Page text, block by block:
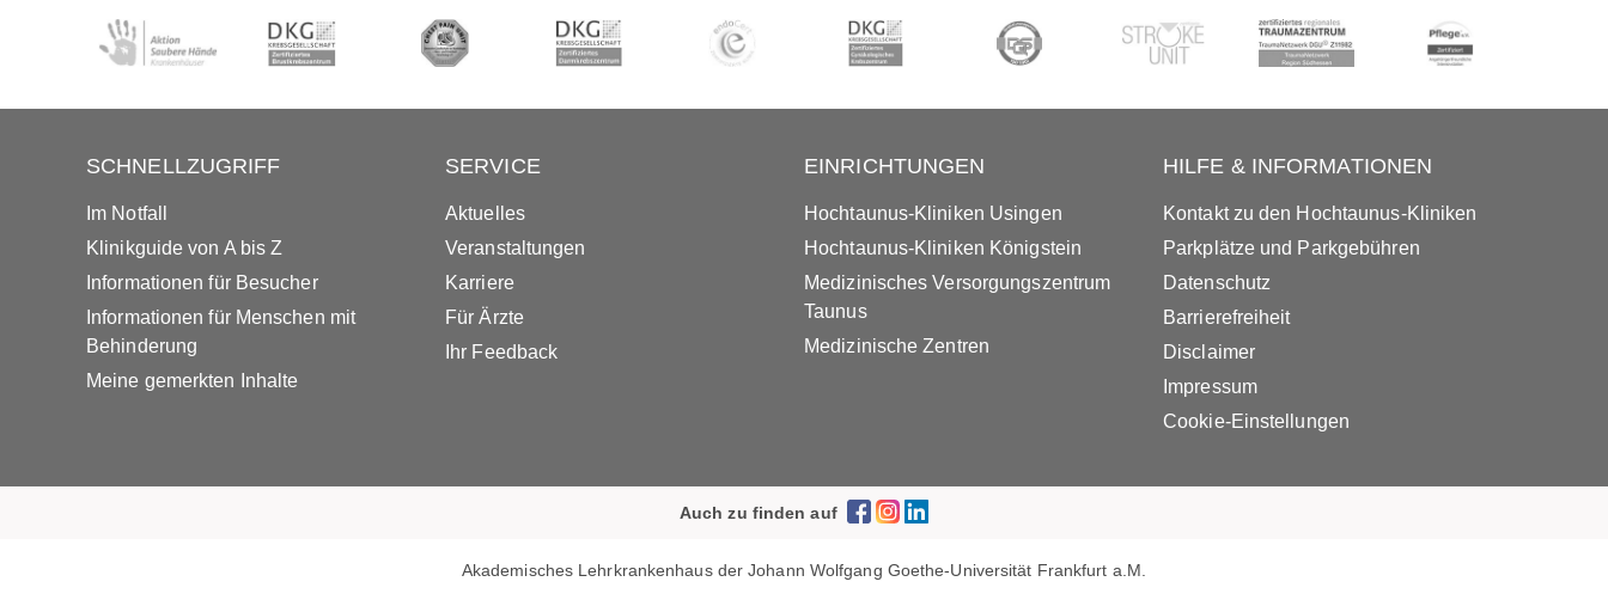
SCHNELLZUGRIFF
Im Notfall
Klinikguide von A bis Z
Informationen für Besucher
Informationen für Menschen mit
Behinderung
Meine gemerkten Inhalte
SERVICE
Aktuelles
Veranstaltungen
Karriere
Für Ärzte
Ihr Feedback
EINRICHTUNGEN
Hochtaunus-Kliniken Usingen
Hochtaunus-Kliniken Königstein
Medizinisches Versorgungszentrum
Taunus
Medizinische Zentren
HILFE & INFORMATIONEN
Kontakt zu den Hochtaunus-Kliniken
Parkplätze und Parkgebühren
Datenschutz
Barrierefreiheit
Disclaimer
Impressum
Cookie-Einstellungen
Auch zu finden auf
Akademisches Lehrkrankenhaus der Johann Wolfgang Goethe-Universität Frankfurt a.M.